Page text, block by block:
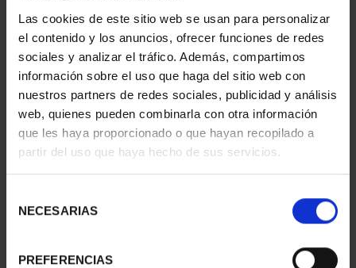
Las cookies de este sitio web se usan para personalizar
el contenido y los anuncios, ofrecer funciones de redes
sociales y analizar el tráfico. Además, compartimos
información sobre el uso que haga del sitio web con
nuestros partners de redes sociales, publicidad y análisis
web, quienes pueden combinarla con otra información
que les haya proporcionado o que hayan recopilado a
partir del uso que haya hecho de sus servicios.
NECESARIAS
PREFERENCIAS
SUSCRIPCIÓN
CAPITALES DE
PROVINCIA 1
949,00 €
Sólo para usuarios
registrados
SUSCRIPCIÓN
CAPITALES DE
PROVINCIA 2
949,00 €
Sólo para usuarios
registrados